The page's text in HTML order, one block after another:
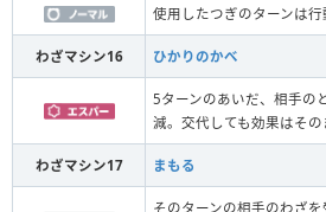
使用したつぎのターンは
わざマシン16 ひかりのかべ
5ターンのあいだ、相手の
減。交代しても効果はその
わざマシン17 まもる
そのターンの相手のわざ